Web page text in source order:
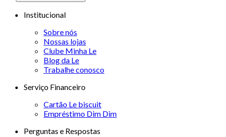
Institucional
Sobre nós
Nossas lojas
Clube Minha Le
Blog da Le
Trabalhe conosco
Serviço Financeiro
Cartão Le biscuit
Empréstimo Dim Dim
Perguntas e Respostas